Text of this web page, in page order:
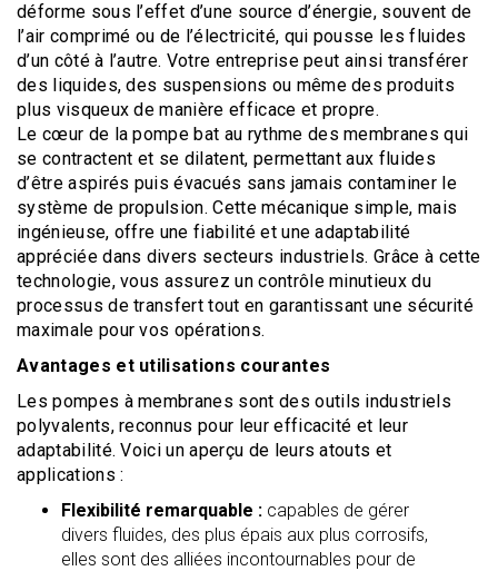
déforme sous l’effet d’une source d’énergie, souvent de
l’air comprimé ou de l’électricité, qui pousse les fluides
d’un côté à l’autre. Votre entreprise peut ainsi transférer
des liquides, des suspensions ou même des produits
plus visqueux de manière efficace et propre.
Le cœur de la pompe bat au rythme des membranes qui
se contractent et se dilatent, permettant aux fluides
d’être aspirés puis évacués sans jamais contaminer le
système de propulsion. Cette mécanique simple, mais
ingénieuse, offre une fiabilité et une adaptabilité
appréciée dans divers secteurs industriels. Grâce à cette
technologie, vous assurez un contrôle minutieux du
processus de transfert tout en garantissant une sécurité
maximale pour vos opérations.
Avantages et utilisations courantes
Les pompes à membranes sont des outils industriels
polyvalents, reconnus pour leur efficacité et leur
adaptabilité. Voici un aperçu de leurs atouts et
applications :
Flexibilité remarquable : capables de gérer
divers fluides, des plus épais aux plus corrosifs,
elles sont des alliées incontournables pour de